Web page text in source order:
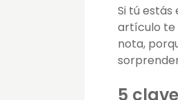
Si tú estás
artículo te
nota,
5